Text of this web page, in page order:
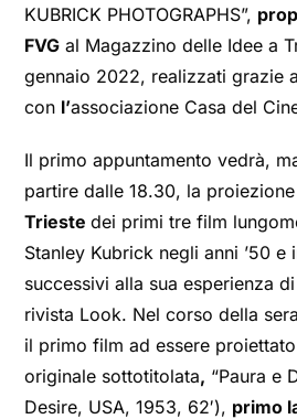
KUBRICK PHOTOGRAPHS”,
FVG al Magazzino delle Idee a
gennaio 2022, realizzati grazie
con l’associazione Casa del
Il primo appuntamento vedrà,
partire dalle 18.30, la
Triestedei primi tre film
Stanley Kubrick negli anni ’50 e
successivi alla sua esperienza
rivista Look. Nel corso della
il primo film ad essere
originale sottotitolata, “Paura e
Desire, USA, 1953, 62′), primo